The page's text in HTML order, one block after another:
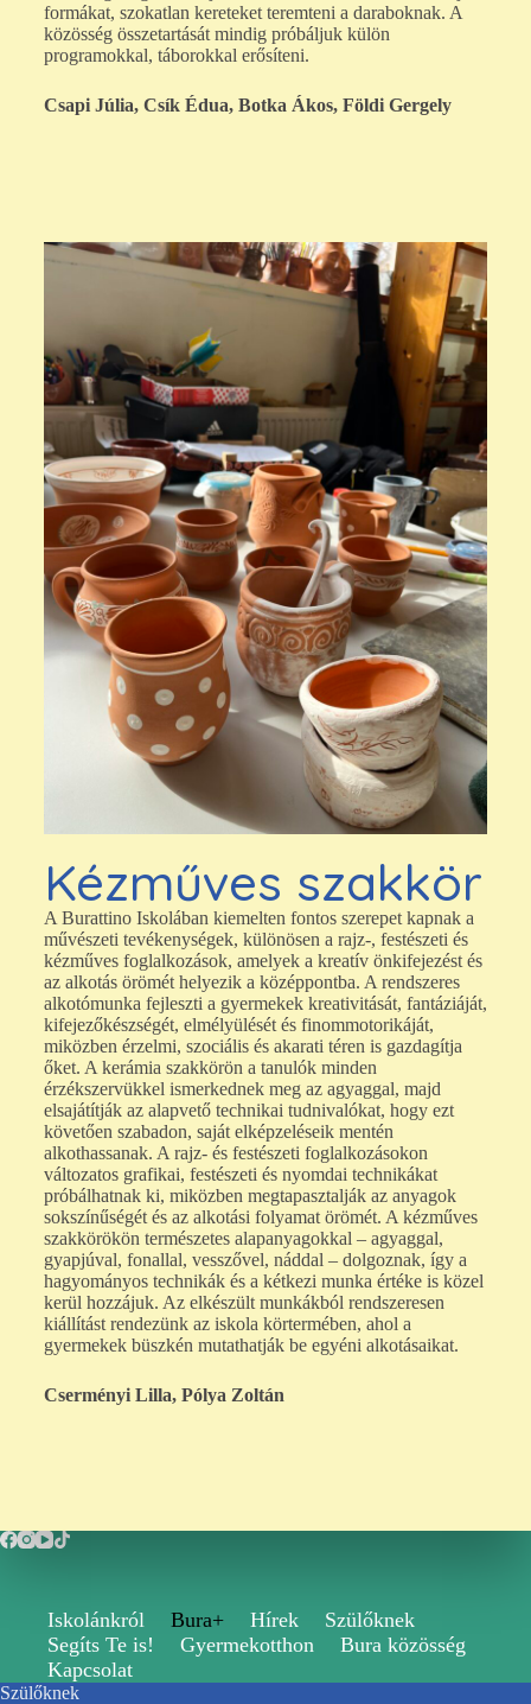
formákat, szokatlan kereteket teremteni a daraboknak. A
közösség összetartását mindig próbáljuk külön
programokkal, táborokkal erősíteni.
Csapi Júlia, Csík Édua, Botka Ákos, Földi Gergely
Kézműves szakkör
A Burattino Iskolában kiemelten fontos szerepet kapnak a
művészeti tevékenységek, különösen a rajz-, festészeti és
kézműves foglalkozások, amelyek a kreatív önkifejezést és
az alkotás örömét helyezik a középpontba. A rendszeres
alkotómunka fejleszti a gyermekek kreativitását, fantáziáját,
kifejezőkészségét, elmélyülését és finommotorikáját,
miközben érzelmi, szociális és akarati téren is gazdagítja
őket. A kerámia szakkörön a tanulók minden
érzékszervükkel ismerkednek meg az agyaggal, majd
elsajátítják az alapvető technikai tudnivalókat, hogy ezt
követően szabadon, saját elképzeléseik mentén
alkothassanak. A rajz- és festészeti foglalkozásokon
változatos grafikai, festészeti és nyomdai technikákat
próbálhatnak ki, miközben megtapasztalják az anyagok
sokszínűségét és az alkotási folyamat örömét. A kézműves
szakkörökön természetes alapanyagokkal – agyaggal,
gyapjúval, fonallal, vesszővel, náddal – dolgoznak, így a
hagyományos technikák és a kétkezi munka értéke is közel
kerül hozzájuk. Az elkészült munkákból rendszeresen
kiállítást rendezünk az iskola körtermében, ahol a
gyermekek büszkén mutathatják be egyéni alkotásaikat.
Cserményi Lilla, Pólya Zoltán
Iskolánkról Bura+ Hírek
Szülőknek
Segíts Te is!
Gyermekotthon
Bura közösség
Kapcsolat
Szülőknek